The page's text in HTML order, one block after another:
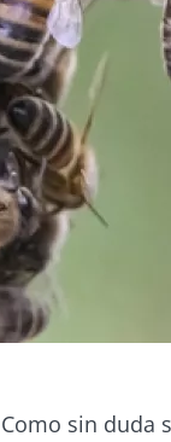
Como sin duda